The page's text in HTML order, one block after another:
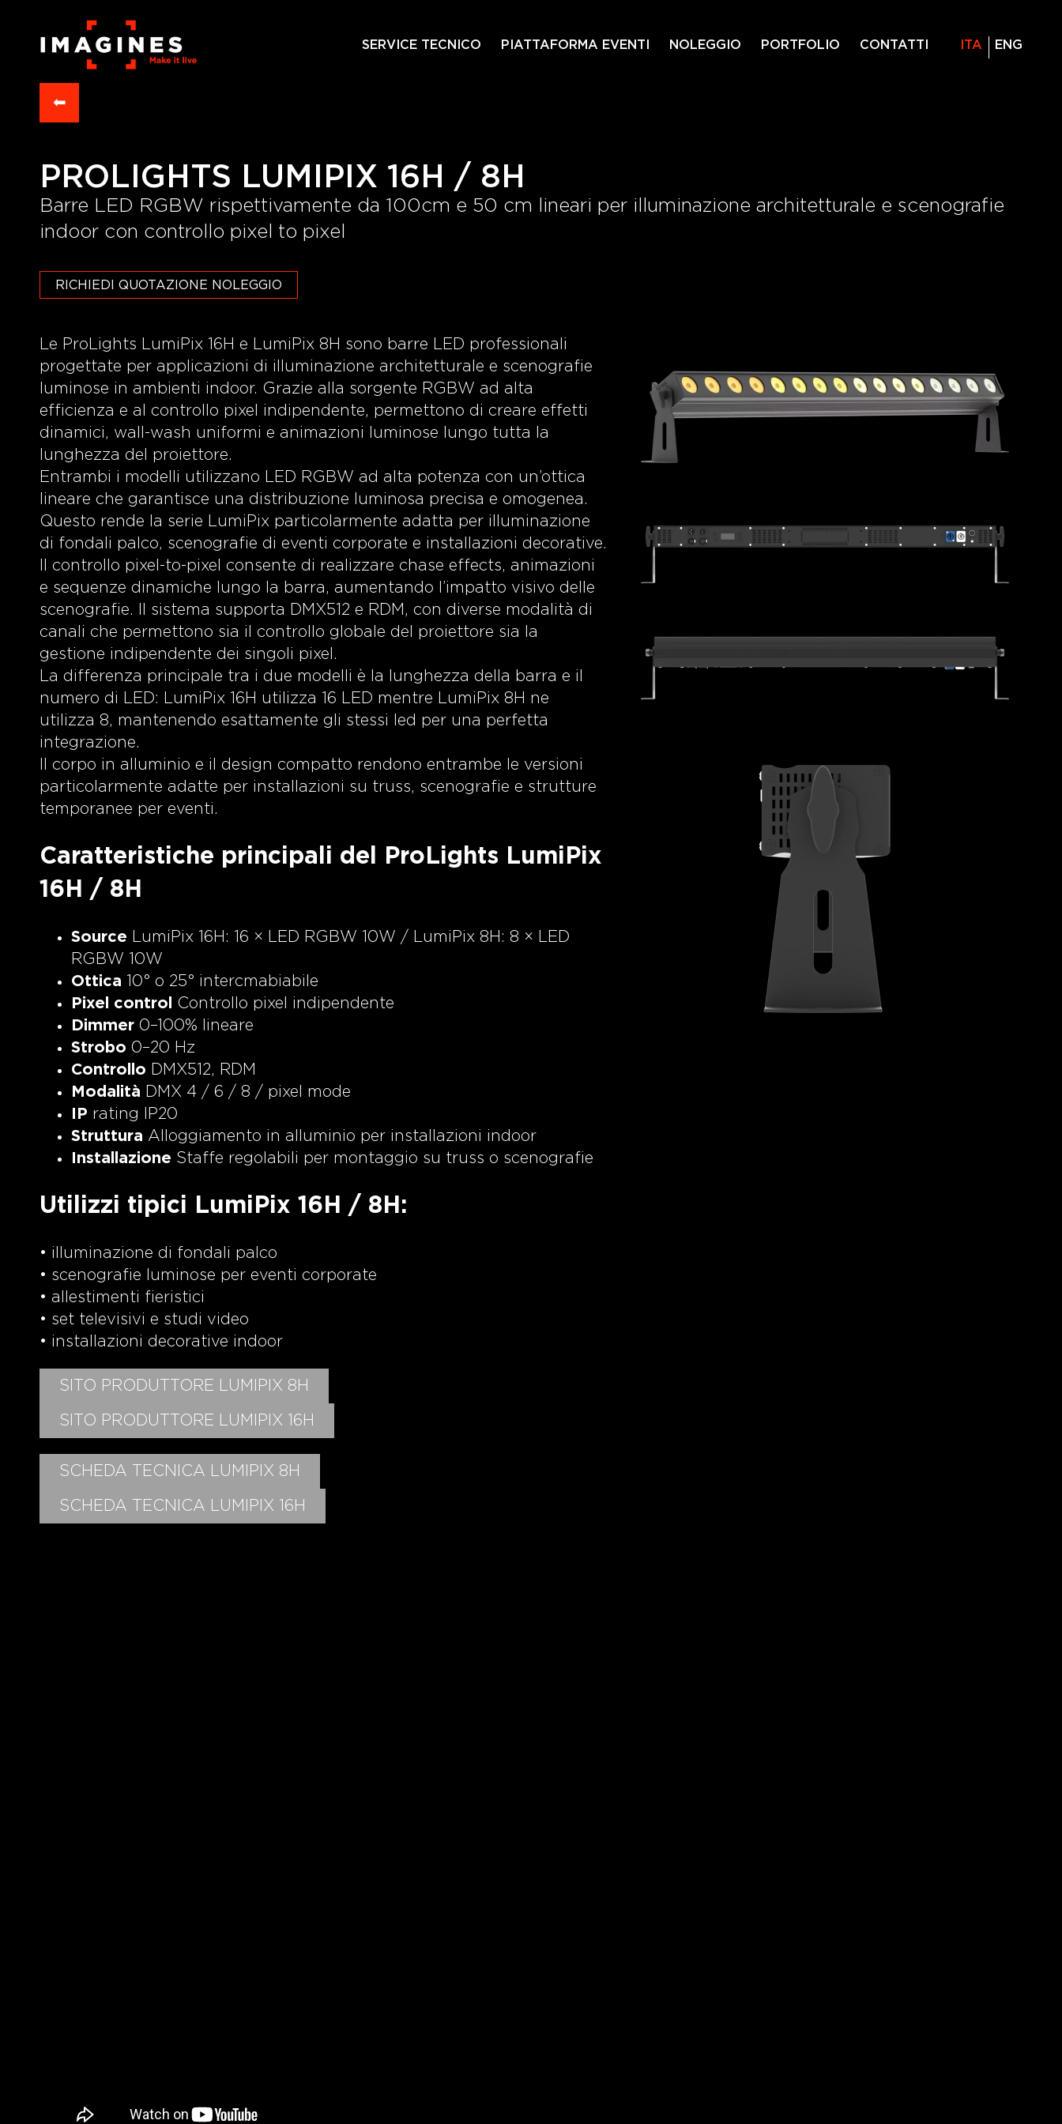
SERVICE TECNICO PIATTAFORMA EVENTI NOLEGGIO PORTFOLIO CONTATTI ITA ENG
⬅
PROLIGHTS LUMIPIX 16H / 8H
Barre LED RGBW rispettivamente da 100cm e 50 cm lineari per illuminazione architetturale e scenografie
indoor con controllo pixel to pixel
RICHIEDI QUOTAZIONE NOLEGGIO
Le ProLights LumiPix 16H e LumiPix 8H sono barre LED professionali
progettate per applicazioni di illuminazione architetturale e scenografie
luminose in ambienti indoor. Grazie alla sorgente RGBW ad alta
efficienza e al controllo pixel indipendente, permettono di creare effetti
dinamici, wall-wash uniformi e animazioni luminose lungo tutta la
lunghezza del proiettore.
Entrambi i modelli utilizzano LED RGBW ad alta potenza con un’ottica
lineare che garantisce una distribuzione luminosa precisa e omogenea.
Questo rende la serie LumiPix particolarmente adatta per illuminazione
di fondali palco, scenografie di eventi corporate e installazioni decorative.
Il controllo pixel-to-pixel consente di realizzare chase effects, animazioni
e sequenze dinamiche lungo la barra, aumentando l’impatto visivo delle
scenografie. Il sistema supporta DMX512 e RDM, con diverse modalità di
canali che permettono sia il controllo globale del proiettore sia la
gestione indipendente dei singoli pixel.
La differenza principale tra i due modelli è la lunghezza della barra e il
numero di LED: LumiPix 16H utilizza 16 LED mentre LumiPix 8H ne
utilizza 8, mantenendo esattamente gli stessi led per una perfetta
integrazione.
Il corpo in alluminio e il design compatto rendono entrambe le versioni
particolarmente adatte per installazioni su truss, scenografie e strutture
temporanee per eventi.
Caratteristiche principali del ProLights LumiPix
16H / 8H
Source LumiPix 16H: 16 × LED RGBW 10W / LumiPix 8H: 8 × LED
RGBW 10W
Ottica 10° o 25° intercmabiabile
Pixel control
Controllo pixel indipendente
Dimmer 0–100% lineare
Strobo 0–20 Hz
Controllo DMX512, RDM
Modalità DMX 4 / 6 / 8 / pixel mode
IP rating IP20
Struttura Alloggiamento in alluminio per installazioni indoor
Installazione Staffe regolabili per montaggio su truss o scenografie
Utilizzi tipici LumiPix 16H / 8H:
• illuminazione di fondali palco
• scenografie luminose per eventi corporate
• allestimenti fieristici
• set televisivi e studi video
• installazioni decorative indoor
SITO PRODUTTORE LUMIPIX 8H
SITO PRODUTTORE LUMIPIX 16H
SCHEDA TECNICA LUMIPIX 8H
SCHEDA TECNICA LUMIPIX 16H